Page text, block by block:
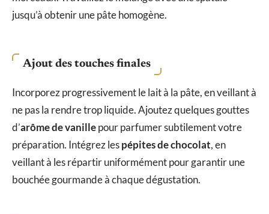
jusqu’à obtenir une pâte homogène.
Ajout des touches finales
Incorporez progressivement le lait à la pâte, en veillant à
ne pas la rendre trop liquide. Ajoutez quelques gouttes
d’arôme de vanillepour parfumer subtilement votre
préparation. Intégrez lespépites de chocolat, en
veillant à les répartir uniformément pour garantir une
bouchée gourmande à chaque dégustation.